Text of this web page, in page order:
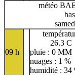
météo
09 h
26.3 C
pluie : 0 MM
nuages : 1 %
humidité : 34